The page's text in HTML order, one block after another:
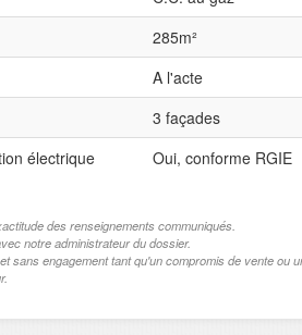
285m²
A l'acte
3 façades
électrique
Oui, conforme RGIE
des renseignements communiqués.
notre administrateur du dossier.
sans engagement tant qu'un compromis de vente ou